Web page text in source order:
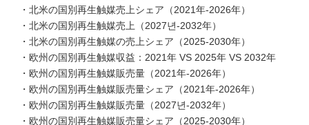
・北米の国別再生触媒売上シェア（2021年-2026年）
・北米の国別再生触媒売上（2027년-2032年）
・北米の国別再生触媒の売上シェア（2025-2030年）
・欧州の国別再生触媒収益：2021年 VS 2025年 VS 2032年
・欧州の国別再生触媒販売量（2021年-2026年）
・欧州の国別再生触媒販売量シェア（2021年-2026年）
・欧州の国別再生触媒販売量（2027년-2032年）
・欧州の国別再生触媒販売量シェア（2025-2030年）